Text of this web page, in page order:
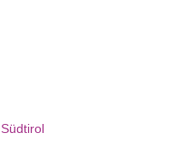
Südtirol